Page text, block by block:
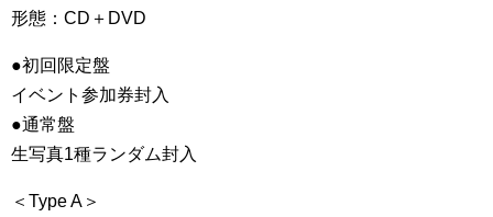
形態：CD＋DVD
●初回限定盤
イベント参加券封入
●通常盤
生写真1種ランダム封入
＜Type A＞